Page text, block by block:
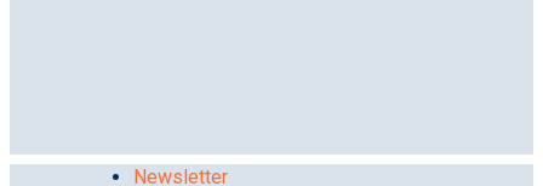
Newsletter